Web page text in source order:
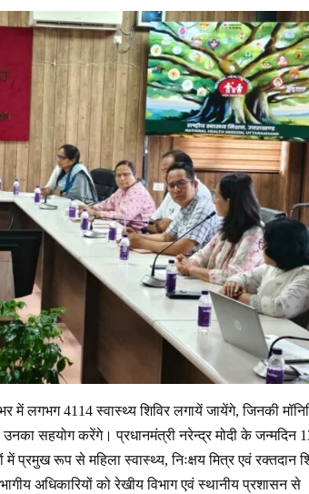
में लगभग 4114 स्वास्थ्य शिविर लगायें जायेंगे, जिनकी
सहयोग करेंगे। प्रधानमंत्री नरेन्द्र मोदी के जन्मदिन
रूप से महिला स्वास्थ्य, निःक्षय मित्र एवं रक्तदान
अधिकारियों को रेखीय विभाग एवं स्थानीय प्रशासन से